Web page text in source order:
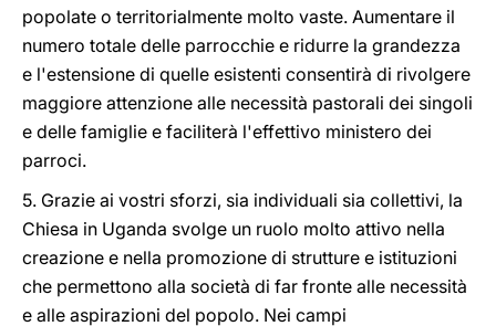
popolate o territorialmente molto vaste. Aumentare il
numero totale delle parrocchie e ridurre la grandezza
e l'estensione di quelle esistenti consentirà di rivolgere
maggiore attenzione alle necessità pastorali dei singoli
e delle famiglie e faciliterà l'effettivo ministero dei
parroci.
5. Grazie ai vostri sforzi, sia individuali sia collettivi, la
Chiesa in Uganda svolge un ruolo molto attivo nella
creazione e nella promozione di strutture e istituzioni
che permettono alla società di far fronte alle necessità
e alle aspirazioni del popolo. Nei campi